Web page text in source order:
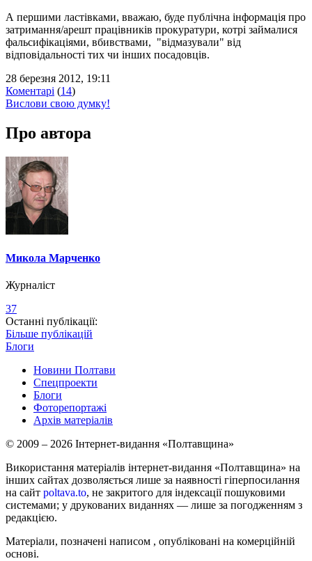
А першими ластівками, вважаю, буде публічна інформація про
затримання/арешт працівників прокуратури, котрі займалися
фальсифікаціями, вбивствами, "відмазували" від
відповідальності тих чи інших посадовців.
28 березня 2012, 19:11
Коментарі (14)
Вислови свою думку!
Про автора
Микола Марченко
Журналіст
37
Останні публікації:
Більше публікацій
Блоги
Новини Полтави
Спецпроекти
Блоги
Фоторепортажі
Архів матеріалів
© 2009 – 2026 Інтернет-видання «Полтавщина»
Використання матеріалів інтернет-видання «Полтавщина» на
інших сайтах дозволяється лише за наявності гіперпосилання
на сайт poltava.to, не закритого для індексації пошуковими
системами; у друкованих виданнях — лише за погодженням з
редакцією.
Матеріали, позначені написом , опубліковані на комерційній
основі.